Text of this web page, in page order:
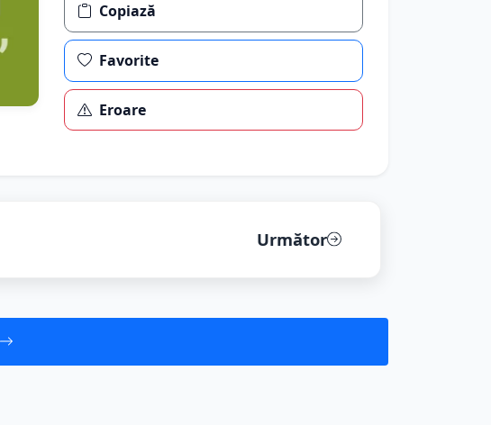
Copiază
Favorite
Eroare
Următor